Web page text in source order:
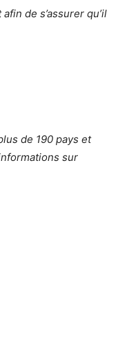
de s’assurer qu’il
de 190 pays et
sur